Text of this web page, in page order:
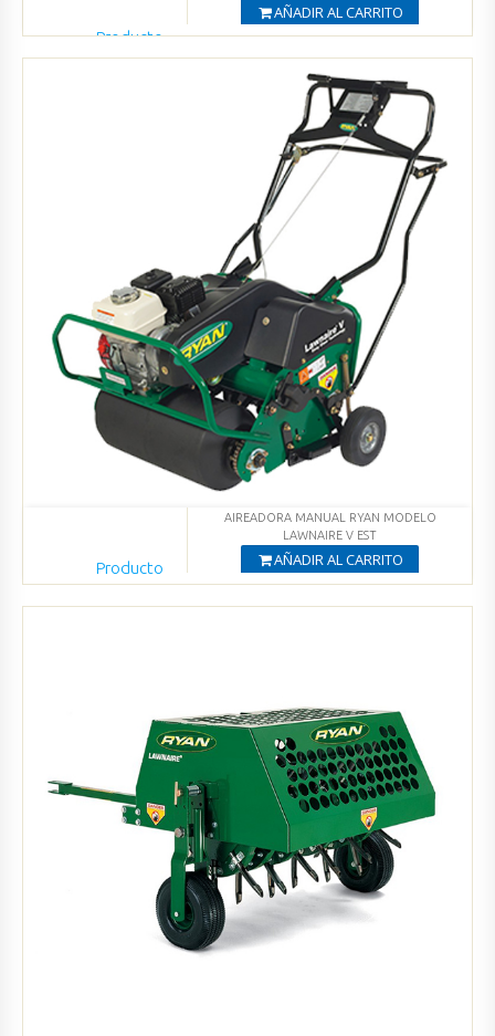
AÑADIR AL CARRITO
Producto
Agregado
Ver productos
AIREADORA MANUAL RYAN MODELO
LAWNAIRE V EST
AÑADIR AL CARRITO
Producto
Ver productos